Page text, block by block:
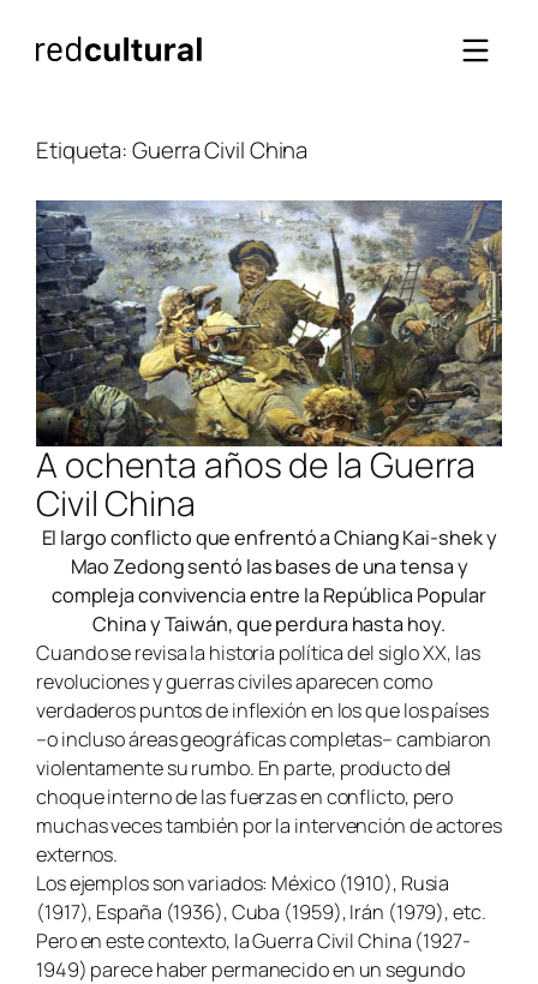
Etiqueta:Guerra Civil China
A ochenta años de la Guerra
Civil China
El largo conflicto que enfrentó a Chiang Kai-shek y
Mao Zedong sentó las bases de una tensa y
compleja convivencia entre la República Popular
China y Taiwán, que perdura hasta hoy.
Cuando se revisa la historia política del siglo XX, las
revoluciones y guerras civiles aparecen como
verdaderos puntos de inflexión en los que los países
–o incluso áreas geográficas completas– cambiaron
violentamente su rumbo. En parte, producto del
choque interno de las fuerzas en conflicto, pero
muchas veces también por la intervención de actores
externos.
Los ejemplos son variados: México (1910), Rusia
(1917), España (1936), Cuba (1959), Irán (1979), etc.
Pero en este contexto, la Guerra Civil China (1927-
1949) parece haber permanecido en un segundo